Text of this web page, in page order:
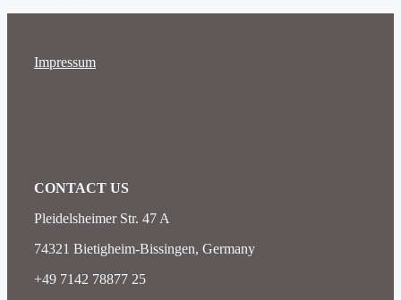
Impressum
CONTACT US
Pleidelsheimer Str. 47 A
74321 Bietigheim-Bissingen, Germany
+49 7142 78877 25